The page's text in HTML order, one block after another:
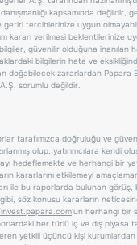
kapsamında
getiri tercihlerinize uygun
kararı verilmesi beklentilerinize
güvenilir olduğuna inanılan
bilgilerin hata ve
doğabilecek zararlardan Papara
sorumlu değildir.
tarafımızca doğruluğu ve
olup, yatırımcılara kendi
hedeflemekte ve herhangi bir
kararlarını etkilemeyi
ile bu raporlarda bulunan görüş,
söz konusu kararların
'un herhangi bir
her türlü iç ve dış piyasa
yetkili üçüncü kişi kurumlardan